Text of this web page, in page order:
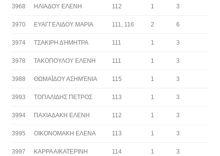
3968 ΗΛΙΑΔΟΥ ΕΛΕΝΗ 112 1 3
3970 ΕΥΑΓΓΕΛΙΔΟΥ ΜΑΡΙΑ 111, 116 2 6
3974 ΤΣΑΚΙΡΗ ΔΉΜΗΤΡΑ 111 1 3
3978 ΤΑΚΟΠΟΥΛΟΥ ΕΛΕΝΗ 111 1 3
3988 ΘΩΜΑΪ́ΔΟΥ ΑΣΗΜΈΝΙΑ 115 1 3
3993 ΤΟΠΑΛΙΔΗΣ ΠΕΤΡΟΣ 113 1 3
3994 ΠΑΧΙΑΔΑΚΗ ΕΛΕΝΗ 112 1 3
3995 ΟΙΚΟΝΟΜΑΚΗ ΕΛΕΝΑ 113 1 3
3997 ΚΑΡΡΑ ΑΙΚΑΤΕΡΙΝΗ 114 1 3